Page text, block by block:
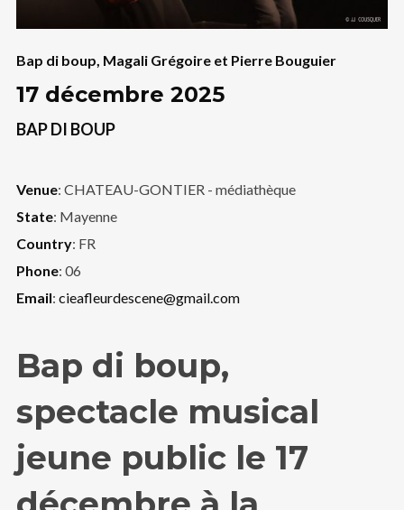
Bap di boup, Magali Grégoire et Pierre Bouguier
17 décembre 2025
BAP DI BOUP
Venue: CHATEAU-GONTIER - médiathèque
State: Mayenne
Country: FR
Phone: 06
Email: cieafleurdescene@gmail.com
Bap di boup,
spectacle musical
jeune public le 17